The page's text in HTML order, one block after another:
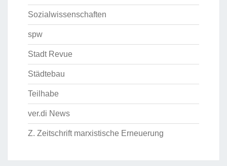
Sozialwissenschaften
spw
Stadt Revue
Städtebau
Teilhabe
ver.di News
Z. Zeitschrift marxistische Erneuerung